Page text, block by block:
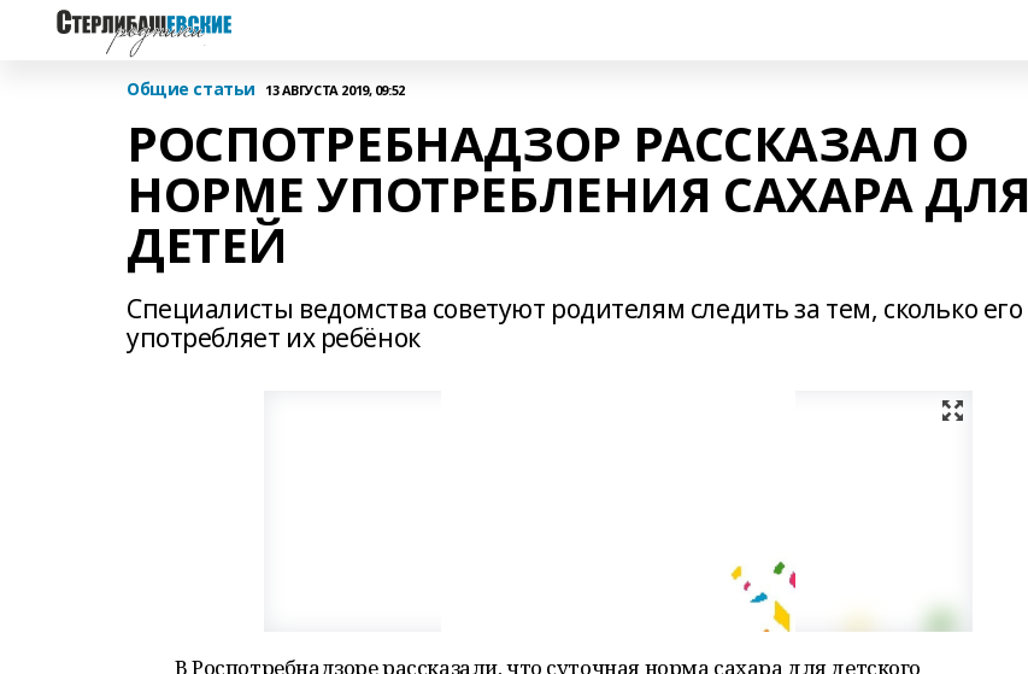
Общие статьи 13 АВГУСТА 2019, 09:52
РОСПОТРЕБНАДЗОР РАССКАЗАЛ О
НОРМЕ УПОТРЕБЛЕНИЯ САХАРА ДЛЯ
ДЕТЕЙ
Специалисты ведомства советуют родителям следить за тем, сколько его
употребляет их ребёнок
В Роспотребнадзоре рассказали, что суточная норма сахара для детского